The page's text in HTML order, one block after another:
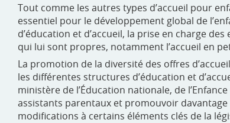
Tout comme les autres types d’accueil pour
essentiel pour le développement global de
d’éducation et d’accueil, la prise en charge
qui lui sont propres, notamment l’accueil en
La promotion de la diversité des offres
les différentes structures d’éducation et
ministère de l’Éducation nationale, de
assistants parentaux et promouvoir
modifications à certains éléments clés de la